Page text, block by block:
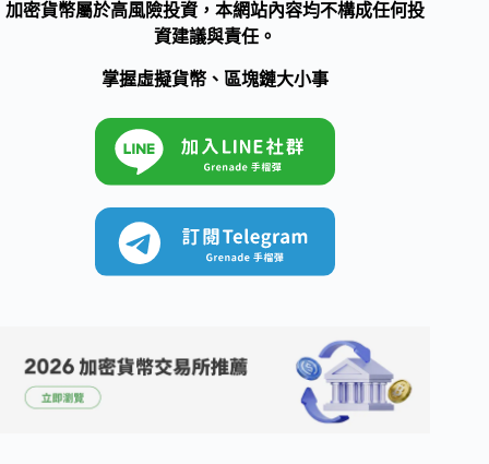
加密貨幣屬於高風險投資，本網站內容均不構成任何投
資建議與責任。
掌握虛擬貨幣、區塊鏈大小事